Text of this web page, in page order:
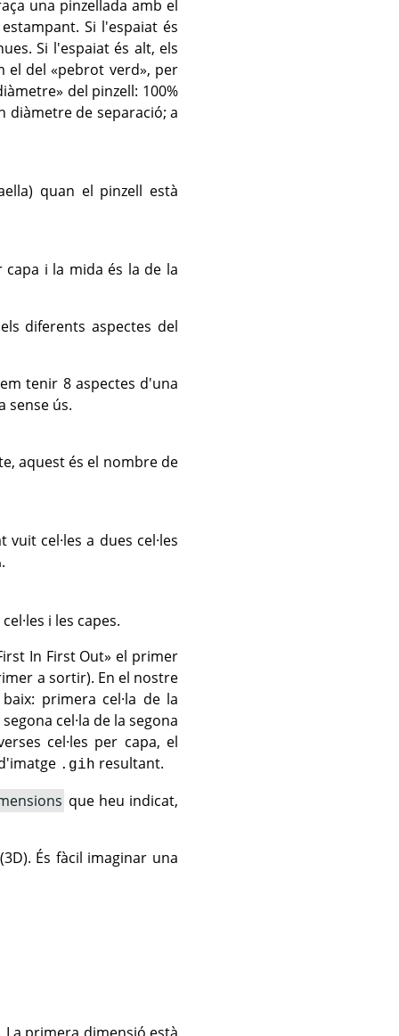
una pinzellada amb el
Si l'espaiat és
Si l'espaiat és alt, els
el del«pebrot verd», per
» del pinzell: 100%
diàmetre de separació; a
quan el pinzell està
capa i la mida és la de la
diferents aspectes del
tenir 8 aspectes d'una
sense ús.
aquest és el nombre de
cel·les a dues cel·les
.
i les capes.
In First Out» el primer
a sortir). En el nostre
primera cel·la de la
cel·la de la segona
cel·les per capa, el
.gih resultant.
que heu indicat,
És fàcil imaginar una